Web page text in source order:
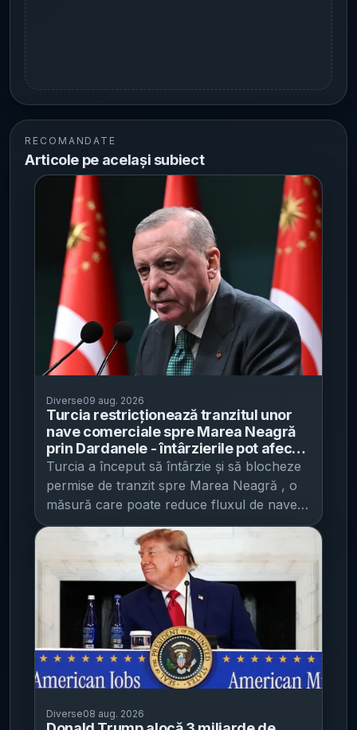
RECOMANDATE
Articole pe același subiect
Diverse09 aug. 2026
Turcia restricționează tranzitul unor
nave comerciale spre Marea Neagră
prin Dardanele - întârzierile pot afecta
fluxurile de petrol și cereale, pe fondul
intensificării atacurilor
Turcia a început să întârzie și să blocheze
permise de tranzit spre Marea Neagră , o
măsură care poate reduce fluxul de nave
comerciale prin Strâmtoarea Dardanele și
poate complica transporturile de petrol și
cereale din regiune, potrivit Digi24 . Decizia
vizează nave comerciale cu destinația
Novorossiisk (Rusia), descris ca un nod
important de export pentru petrol și
cereale. Direcția Generală pentru Siguranța
Costieră din Turcia le-ar fi informat pe
unele dintre aceste nave că nu eliberează,
nevoie de mai mult timp pentru a analiza
Diverse08 aug. 2026